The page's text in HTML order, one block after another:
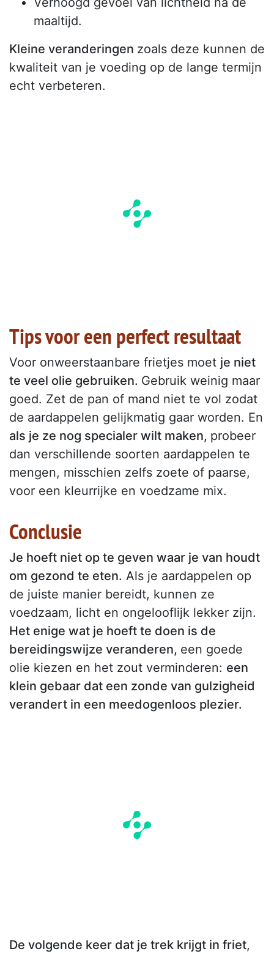
maaltijd.
Kleine veranderingen zoals deze kunnen de
kwaliteit van je voeding op de lange termijn
echt verbeteren.
Tips voor een perfect resultaat
Voor onweerstaanbare frietjes moet je niet
te veel olie gebruiken. Gebruik weinig maar
goed. Zet de pan of mand niet te vol zodat
de aardappelen gelijkmatig gaar worden. En
als je ze nog specialer wilt maken, probeer
dan verschillende soorten aardappelen te
mengen, misschien zelfs zoete of paarse,
voor een kleurrijke en voedzame mix.
Conclusie
Je hoeft niet op te geven waar je van houdt
om gezond te eten. Als je aardappelen op
de juiste manier bereidt, kunnen ze
voedzaam, licht en ongelooflijk lekker zijn.
Het enige wat je hoeft te doen is de
bereidingswijze veranderen, een goede
olie kiezen en het zout verminderen: een
klein gebaar dat een zonde van gulzigheid
verandert in een meedogenloos plezier.
De volgende keer dat je trek krijgt in friet,